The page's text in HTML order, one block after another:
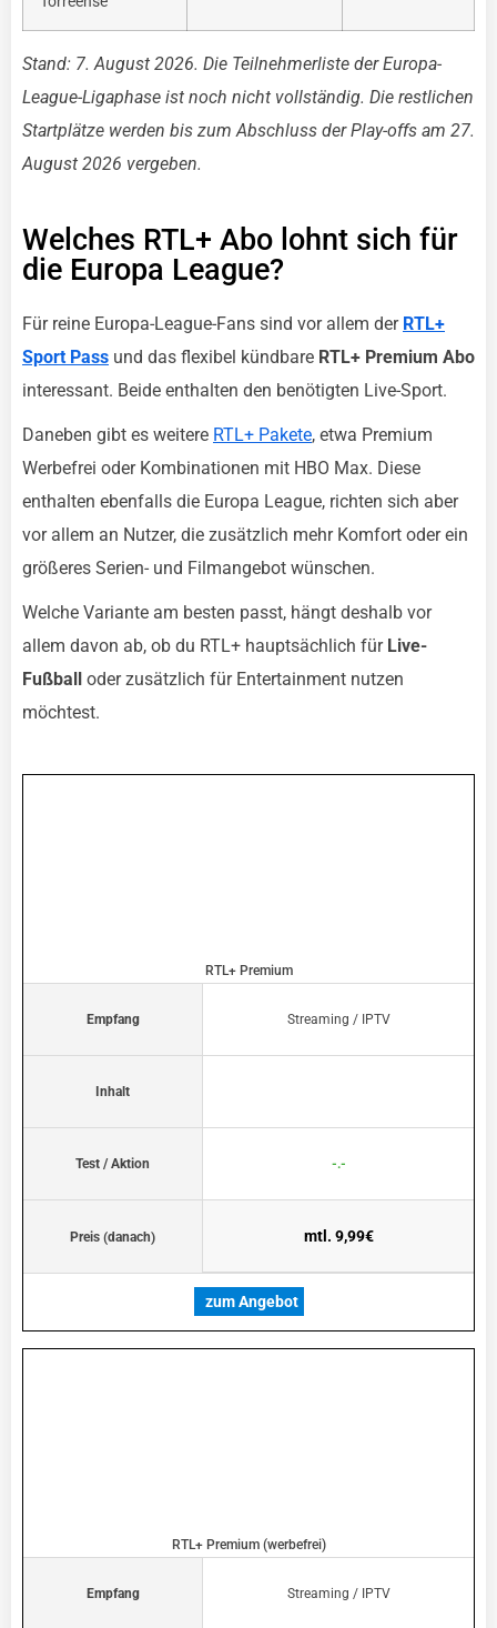
Stand: 7. August 2026. Die Teilnehmerliste der Europa-
League-Ligaphase ist noch nicht vollständig. Die restlichen
Startplätze werden bis zum Abschluss der Play-offs am 27.
August 2026 vergeben.
Welches RTL+ Abo lohnt sich für
die Europa League?
Für reine Europa-League-Fans sind vor allem der RTL+
Sport Pass und das flexibel kündbare RTL+ Premium Abo
interessant. Beide enthalten den benötigten Live-Sport.
Daneben gibt es weitere RTL+ Pakete, etwa Premium
Werbefrei oder Kombinationen mit HBO Max. Diese
enthalten ebenfalls die Europa League, richten sich aber
vor allem an Nutzer, die zusätzlich mehr Komfort oder ein
größeres Serien- und Filmangebot wünschen.
Welche Variante am besten passt, hängt deshalb vor
allem davon ab, ob du RTL+ hauptsächlich für Live-
Fußball oder zusätzlich für Entertainment nutzen
möchtest.
RTL+ Premium
Empfang
Inhalt
Test / Aktion
Preis (danach)
Streaming / IPTV
-.-
mtl. 9,99€
zum Angebot
RTL+ Premium (werbefrei)
Empfang Streaming / IPTV